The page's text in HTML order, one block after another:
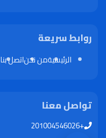
روابط سريعة
الرئيسيةمن نحناتصل بنا
تواصل معنا
+201004546026